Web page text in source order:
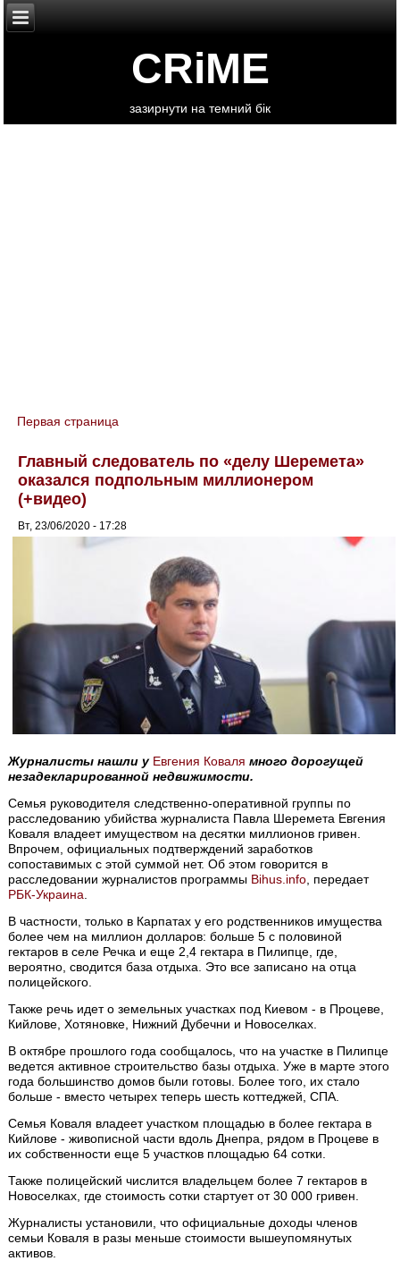
CRiME
зазирнути на темний бік
You are here
Первая страница
Главный следователь по «делу Шеремета»
оказался подпольным миллионером
(+видео)
Вт, 23/06/2020 - 17:28
Журналисты нашли у Евгения Коваля много дорогущей
незадекларированной недвижимости.
Семья руководителя следственно-оперативной группы по
расследованию убийства журналиста Павла Шеремета Евгения
Коваля владеет имуществом на десятки миллионов гривен.
Впрочем, официальных подтверждений заработков
сопоставимых с этой суммой нет. Об этом говорится в
расследовании журналистов программы Вihus.info , передает
РБК-Украина
В частности, только в Карпатах у его родственников имущества
более чем на миллион долларов: больше 5 с половиной
гектаров в селе Речка и еще 2,4 гектара в Пилипце, где,
вероятно, сводится база отдыха. Это все записано на отца
полицейского.
Также речь идет о земельных участках под Киевом - в Процеве,
Кийлове, Хотяновке, Нижний Дубечни и Новоселках.
В октябре прошлого года сообщалось, что на участке в Пилипце
ведется активное строительство базы отдыха. Уже в марте этого
года большинство домов были готовы. Более того, их стало
больше - вместо четырех теперь шесть коттеджей, СПА.
Семья Коваля владеет участком площадью в более гектара в
Кийлове - живописной части вдоль Днепра, рядом в Процеве в
их собственности еще 5 участков площадью 64 сотки.
Также полицейский числится владельцем более 7 гектаров в
Новоселках, где стоимость сотки стартует от 30 000 гривен.
Журналисты установили, что официальные доходы членов
семьи Коваля в разы меньше стоимости вышеупомянутых
активов.